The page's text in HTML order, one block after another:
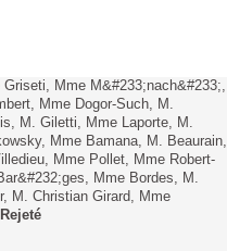
Mme M&#233;nach&#233;,
Mme Dogor-Such, M.
M. Giletti, Mme Laporte, M.
Mme Bamana, M. Beaurain,
Mme Pollet, Mme Robert-
Mme Bordes, M.
M. Christian Girard, Mme
Rejeté